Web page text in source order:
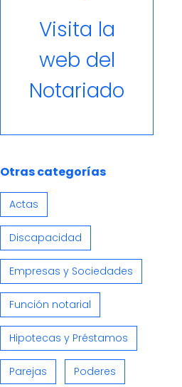
Visita la
web del
Notariado
Otras categorías
Actas
Discapacidad
Empresas y Sociedades
Función notarial
Hipotecas y Préstamos
Parejas Poderes